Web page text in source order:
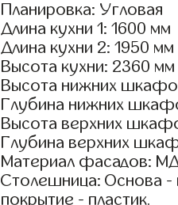
Планировка: Угловая
Длина кухни 1: 1600 мм
Длина кухни 2: 1950 мм
Высота кухни: 2360 мм
Высота нижних
Глубина нижних
Высота верхних
Глубина верхних
Материал фасадов:
Столешница: Основа -
покрытие - пластик.